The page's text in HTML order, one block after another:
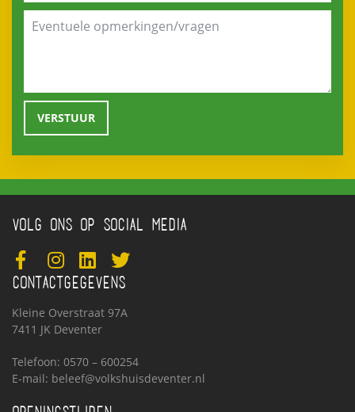
VOLG ONS OP SOCIAL MEDIA
CONTACTGEGEVENS
Kleine Overstraat 97A
7411 JK Deventer
Telefoon: 0570 – 600254
E-mail: beleef@volkshuisdeventer.nl